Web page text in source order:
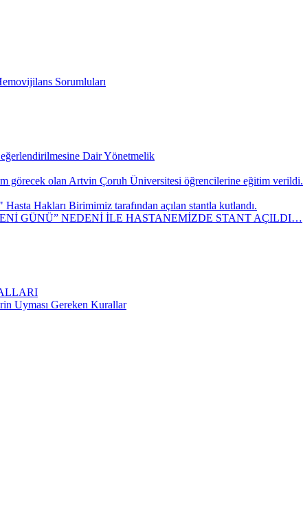
Sorumluları
Dair Yönetmelik
görecek olan Artvin Çoruh Üniversitesi öğrencilerine eğitim verildi.
Hakları Birimimiz tarafından açılan stantla kutlandı.
GÜNÜ” NEDENİ İLE HASTANEMİZDE STANT AÇILDI…
Uyması Gereken Kurallar